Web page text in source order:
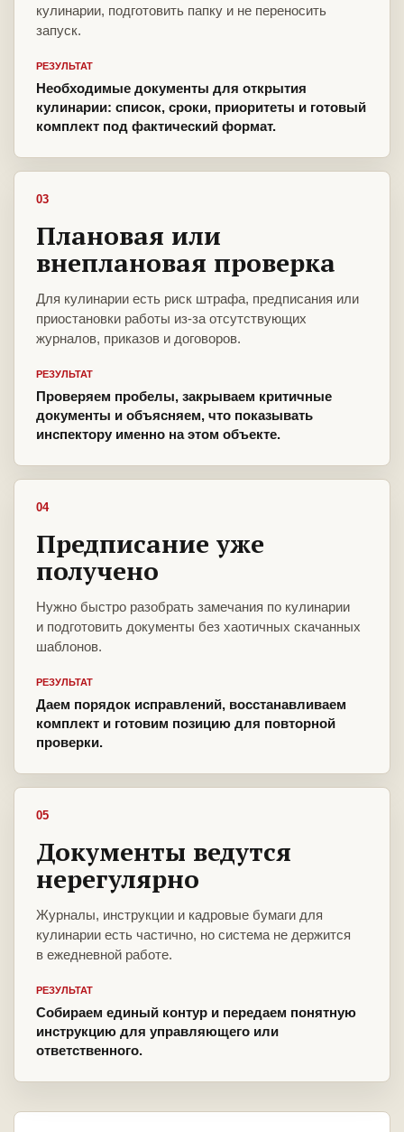
кулинарии, подготовить папку и не переносить
запуск.
РЕЗУЛЬТАТ
Необходимые документы для открытия
кулинарии: список, сроки, приоритеты и готовый
комплект под фактический формат.
03
Плановая или
внеплановая проверка
Для кулинарии есть риск штрафа, предписания или
приостановки работы из-за отсутствующих
журналов, приказов и договоров.
РЕЗУЛЬТАТ
Проверяем пробелы, закрываем критичные
документы и объясняем, что показывать
инспектору именно на этом объекте.
04
Предписание уже
получено
Нужно быстро разобрать замечания по кулинарии
и подготовить документы без хаотичных скачанных
шаблонов.
РЕЗУЛЬТАТ
Даем порядок исправлений, восстанавливаем
комплект и готовим позицию для повторной
проверки.
05
Документы ведутся
нерегулярно
Журналы, инструкции и кадровые бумаги для
кулинарии есть частично, но система не держится
в ежедневной работе.
РЕЗУЛЬТАТ
Собираем единый контур и передаем понятную
инструкцию для управляющего или
ответственного.